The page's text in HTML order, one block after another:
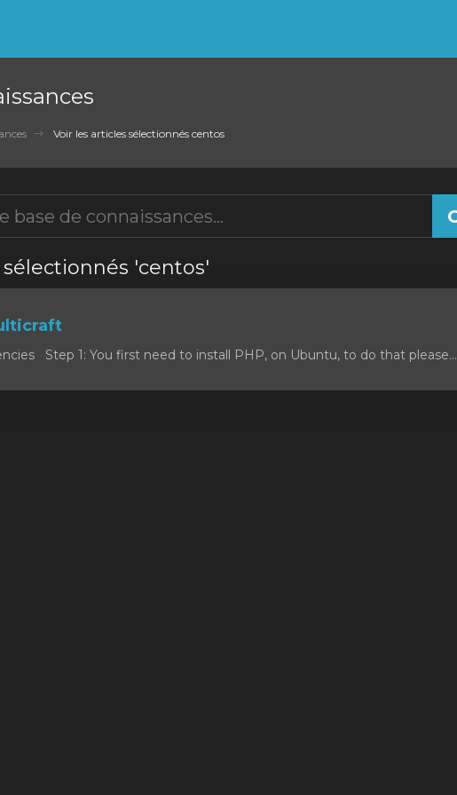
Voir les articles sélectionnés centos
'centos'
Step 1: You first need to install PHP, on Ubuntu, to do that please...